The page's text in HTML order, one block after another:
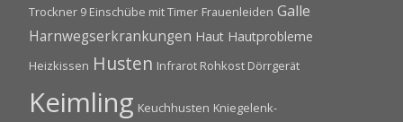
Trockner 9 Einschübe mit Timer Frauenleiden Galle
Harnwegserkrankungen Haut Hautprobleme
Heizkissen Husten Infrarot Rohkost Dörrgerät
Keimling Keuchhusten Kniegelenk-